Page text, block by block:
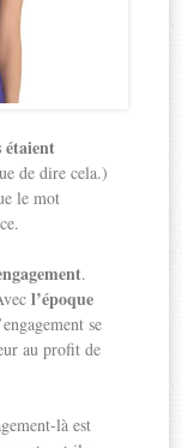
étaient
de dire cela.)
le mot
.
l’époque
se
au profit de
là est